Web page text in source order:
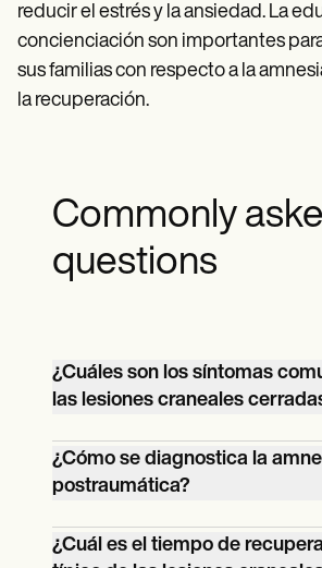
reducir el estrés y la ansiedad. La
concienciación son importantes
sus familias con respecto a la
la recuperación.
Commonly
questions
¿Cuáles son los síntomas
las lesiones craneales
Los síntomas comunes incluyen
de cabeza, mareos, confusión y
sensibilidad a la luz. Los síntomas
graves incluyen la pérdida del
conocimiento y las deficiencias
¿Cómo se diagnostica la
postraumática?
La PTA se diagnostica mediante
evaluaciones cognitivas como la
¿Cuál es el tiempo de